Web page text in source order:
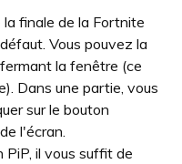
finale de la Fortnite
Vous pouvez la
la fenêtre (ce
Dans une partie, vous
sur le bouton
l'écran.
PiP, il vous suffit de